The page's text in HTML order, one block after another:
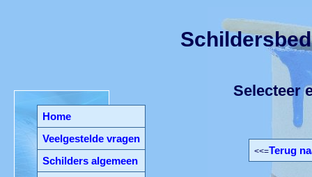
Home
Veelgestelde vragen
Schilders algemeen
Selecteer
<<=Terug